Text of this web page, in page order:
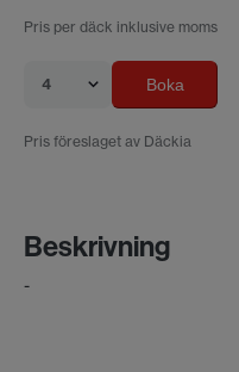
Pris per däck inklusive moms
4 Boka
Pris föreslaget av Däckia
Beskrivning
-